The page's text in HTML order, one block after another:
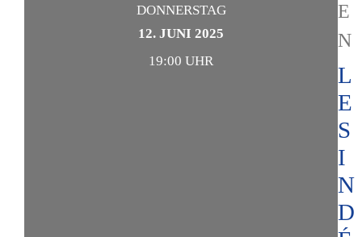
DONNERSTAG
12. JUNI 2025
19:00 UHR
L
E
S
I
N
D
E
N